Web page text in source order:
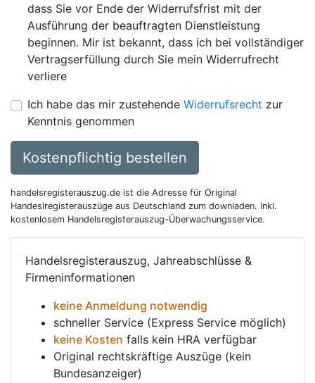
dass Sie vor Ende der Widerrufsfrist mit der
Ausführung der beauftragten Dienstleistung
beginnen. Mir ist bekannt, dass ich bei vollständiger
Vertragserfüllung durch Sie mein Widerrufrecht
verliere
Ich habe das mir zustehende Widerrufsrecht zur
Kenntnis genommen
Kostenpflichtig bestellen
handelsregisterauszug.de ist die Adresse für Original
Handeslregisterauszüge aus Deutschland zum downladen. Inkl.
kostenlosem Handelsregisterauszug-Überwachungsservice.
Handelsregisterauszug, Jahreabschlüsse &
Firmeninformationen
keine Anmeldung notwendig
schneller Service (Express Service möglich)
keine Kosten falls kein HRA verfügbar
Original rechtskräftige Auszüge (kein
Bundesanzeiger)